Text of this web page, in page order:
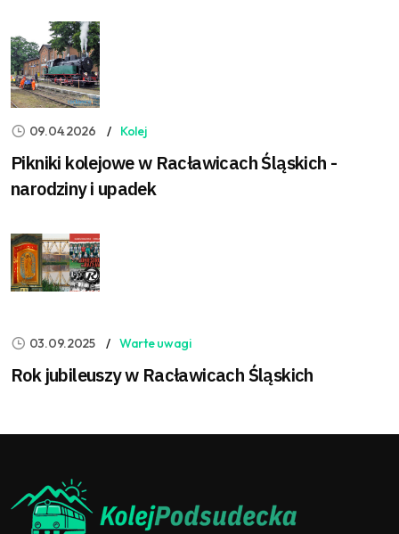
09.04.2026 Kolej
Pikniki kolejowe w Racławicach Śląskich -
narodziny i upadek
03.09.2025 Warte uwagi
Rok jubileuszy w Racławicach Śląskich